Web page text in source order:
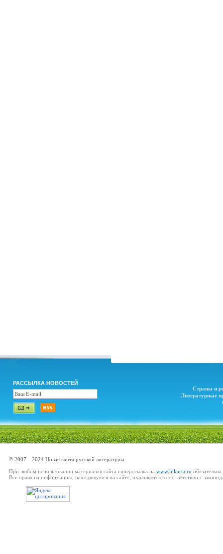
РАССЫЛКА НОВОСТЕЙ
Страны и
Литературные
© 2007—2024 Новая карта русской литературы
При любом использовании материалов сайта гиперссылка на www.litkarta.ru обязательна.
Все права на информацию, находящуюся на сайте, охраняются в соответствии с